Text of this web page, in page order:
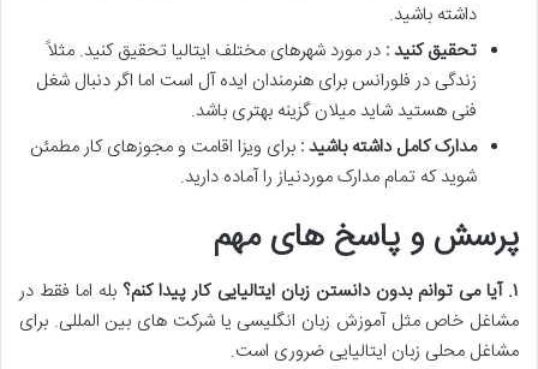
داشته باشید.
تحقیق کنید : در مورد شهرهای مختلف ایتالیا تحقیق کنید. مثلاً
زندگی در فلورانس برای هنرمندان ایده آل است اما اگر دنبال شغل
فنی هستید شاید میلان گزینه بهتری باشد.
مدارک کامل داشته باشید : برای ویزا اقامت و مجوزهای کار مطمئن
شوید که تمام مدارک موردنیاز را آماده دارید.
پرسش و پاسخ های مهم
۱.آیا می توانم بدون دانستن زبان ایتالیایی کار پیدا کنم؟ بله اما فقط در
مشاغل خاص مثل آموزش زبان انگلیسی یا شرکت های بین المللی. برای
مشاغل محلی زبان ایتالیایی ضروری است.